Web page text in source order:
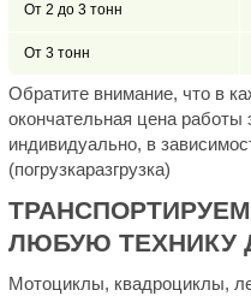
От 2 до 3 тонн
От 3 тонн
Обратите внимание, что в
окончательная цена работы
индивидуально, в
(погрузкаразгрузка)
ЛЮБУЮ ТЕХНИКУ
Мотоциклы, квадроциклы,